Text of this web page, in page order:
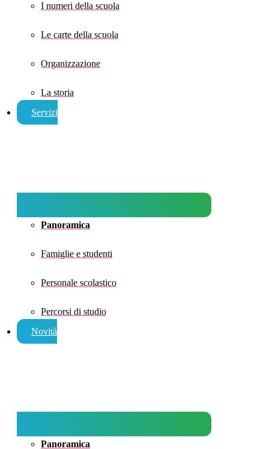
I numeri della scuola
Le carte della scuola
Organizzazione
La storia
Servizi
Panoramica
Famiglie e studenti
Personale scolastico
Percorsi di studio
Novità
Panoramica